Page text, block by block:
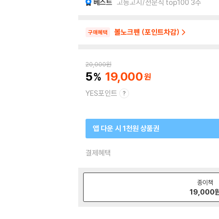
베스트 고등고시/전문직 top100 3주
구매혜택 볼노크펜 (포인트차감)
20,000원
5 19,000
YES포인트
앱 다운 시 1천원 상품권
결제혜택
종이책
19,000